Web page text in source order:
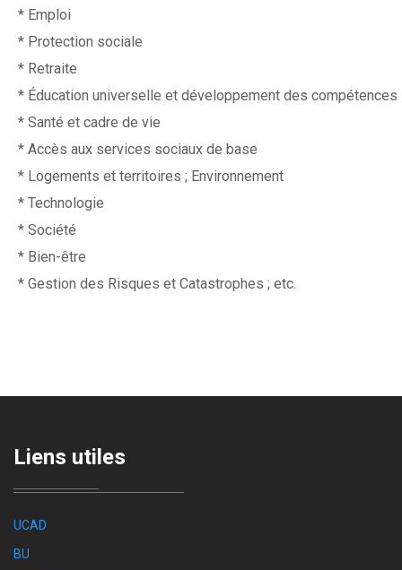
* Emploi
* Protection sociale
* Retraite
* Éducation universelle et développement des compétences
* Santé et cadre de vie
* Accès aux services sociaux de base
* Logements et territoires ; Environnement
* Technologie
* Société
* Bien-être
* Gestion des Risques et Catastrophes ; etc.
Liens utiles
UCAD
BU